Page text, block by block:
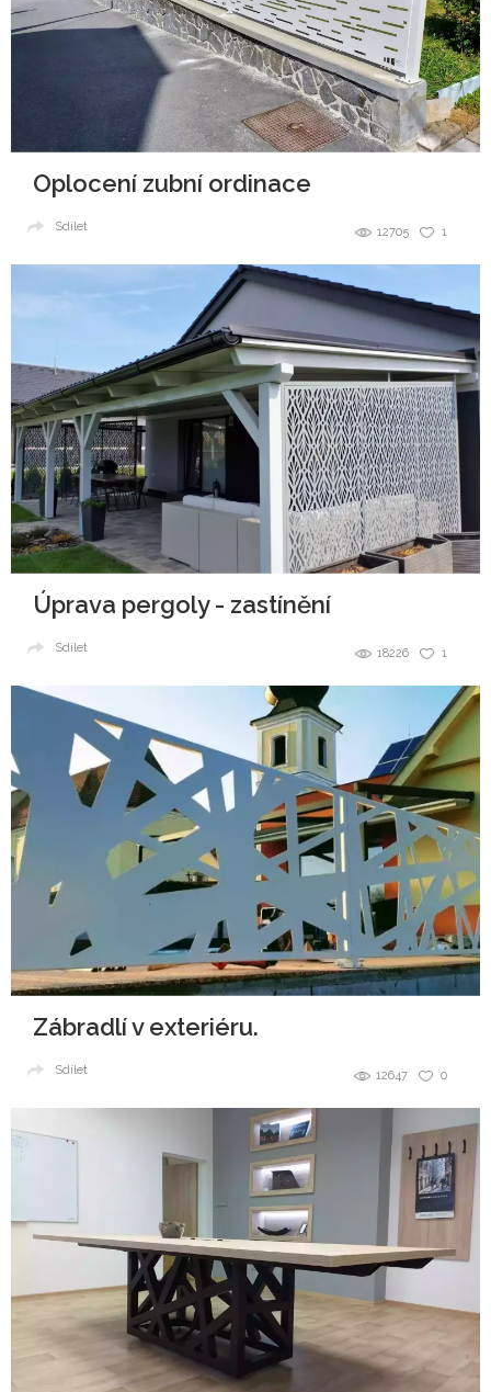
Oplocení zubní ordinace
1
12705
Sdílet
Úprava pergoly - zastínění
1
18226
Sdílet
Zábradlí v exteriéru.
0
12647
Sdílet